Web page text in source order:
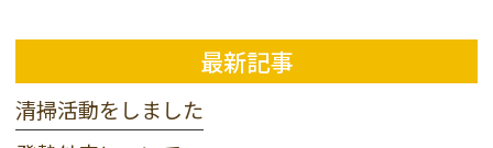
最新記事
清掃活動をしました